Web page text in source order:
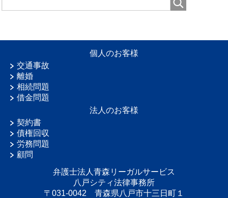
個人のお客様
交通事故
離婚
相続問題
借金問題
法人のお客様
契約書
債権回収
労務問題
顧問
弁護士法人青森リーガルサービス
八戸シティ法律事務所
〒031-0042 青森県八戸市十三日町１